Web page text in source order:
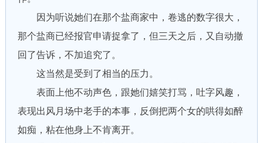
因为听说她们在那个盐商家中，卷逃的数字很大，
那个盐商已经报官申请捉拿了，但三天之后，又自动撤
回了告诉，不加追究了。
这当然是受到了相当的压力。
表面上他不动声色，跟她们嬉笑打骂，吐字风趣，
表现出风月场中老手的本事，反倒把两个女的哄得如醉
如痴，粘在他身上不肯离开。